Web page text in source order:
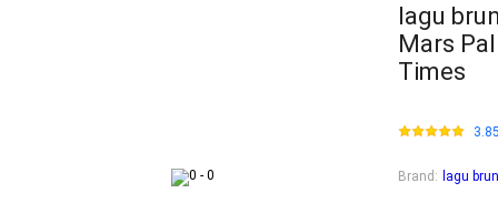
lagu
Mars
Times
Brand : lagu